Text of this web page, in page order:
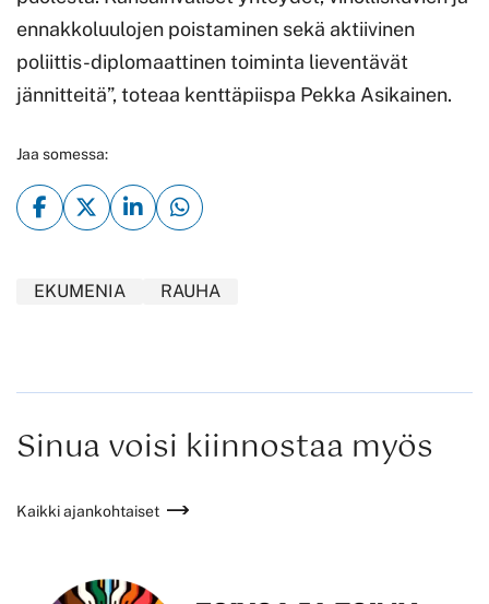
ennakkoluulojen poistaminen sekä aktiivinen
poliittis-diplomaattinen toiminta lieventävät
jännitteitä”, toteaa kenttäpiispa Pekka Asikainen.
Jaa somessa:
EKUMENIA RAUHA
Sinua voisi kiinnostaa myös
Kaikki ajankohtaiset